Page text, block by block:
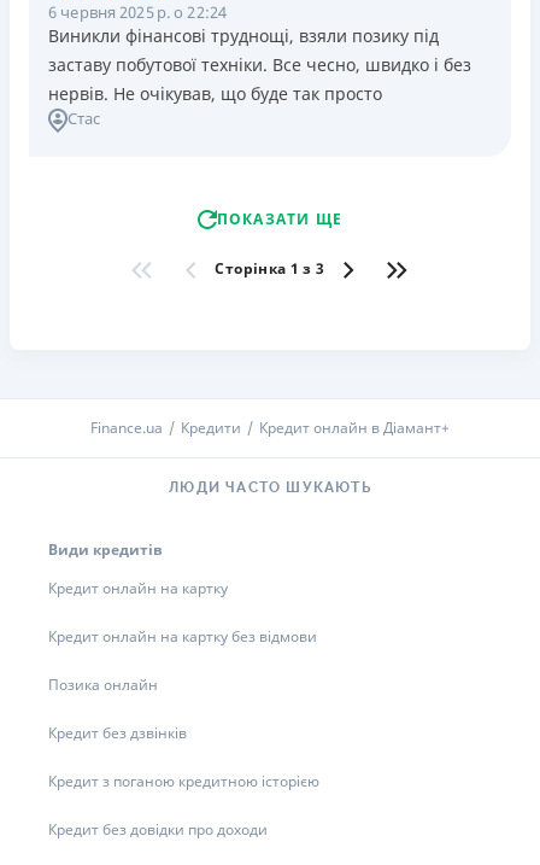
6 червня 2025 р. о 22:24
Виникли фінансові труднощі, взяли позику під
заставу побутової техніки. Все чесно, швидко і без
нервів. Не очікував, що буде так просто
Стас
ПОКАЗАТИ ЩЕ
Сторінка 1 з 3
Finance.ua Кредити Кредит онлайн в Діамант+
ЛЮДИ ЧАСТО ШУКАЮТЬ
Види кредитів
Кредит онлайн на картку
Кредит онлайн на картку без відмови
Позика онлайн
Кредит без дзвінків
Кредит з поганою кредитною історією
Кредит без довідки про доходи